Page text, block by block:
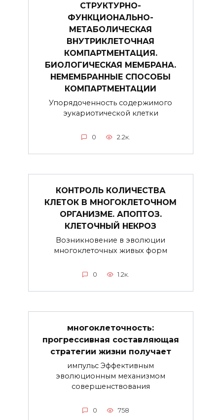
СТРУКТУРНО-
ФУНКЦИОНАЛЬНО-
МЕТАБОЛИЧЕСКАЯ
ВНУТРИКЛЕТОЧНАЯ
КОМПАРТМЕНТАЦИЯ.
БИОЛОГИЧЕСКАЯ МЕМБРАНА.
НЕМЕМБРАННЫЕ СПОСОБЫ
КОМПАРТМЕНТАЦИИ
Упорядоченность содержимого
эукариотической клетки
0 2.2к.
КОНТРОЛЬ КОЛИЧЕСТВА
КЛЕТОК В МНОГОКЛЕТОЧНОМ
ОРГАНИЗМЕ. АПОПТОЗ.
КЛЕТОЧНЫЙ НЕКРОЗ
Возникновение в эволюции
многоклеточных живых форм
0 1.2к.
многоклеточность:
прогрессивная составляющая
стратегии жизни получает
импульс Эффективным
эволюционным механизмом
совершенствования
0 758